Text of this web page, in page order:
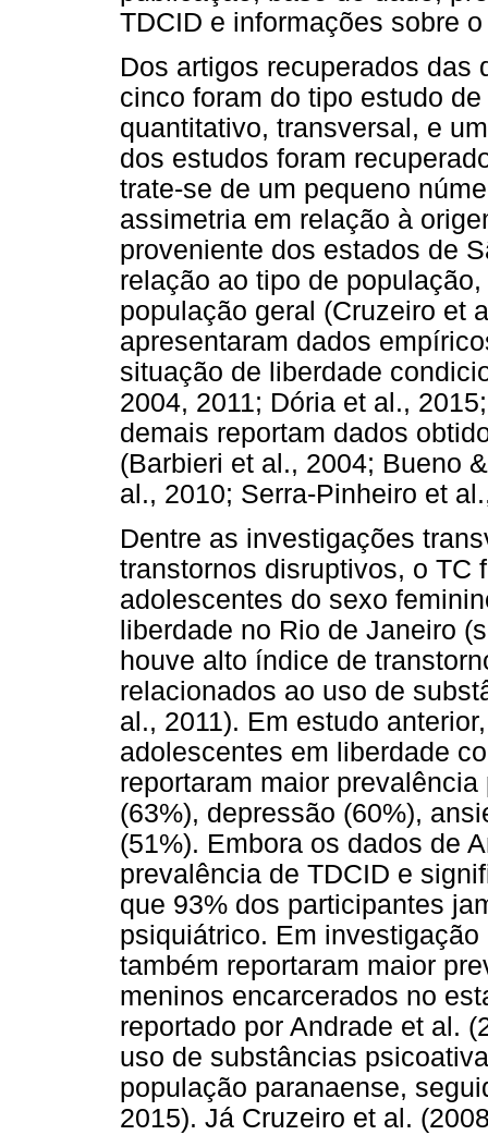
TDCID e informações sobre
Dos artigos recuperados
cinco foram do tipo estudo
quantitativo, transversal, e
dos estudos foram
trate-se de um pequeno
assimetria em relação à
proveniente dos estados de
relação ao tipo de
população geral (Cruzeiro et
apresentaram dados
situação de liberdade
2004, 2011; Dória et al.,
demais reportam dados
(Barbieri et al., 2004; Bueno
al., 2010; Serra-Pinheiro et
Dentre as investigações
transtornos disruptivos, o TC
adolescentes do sexo
liberdade no Rio de Janeiro
houve alto índice de
relacionados ao uso de
al., 2011). Em estudo
adolescentes em liberdade
reportaram maior
(63%), depressão (60%),
(51%). Embora os dados de
prevalência de TDCID e
que 93% dos participantes
psiquiátrico. Em
também reportaram maior
meninos encarcerados no
reportado por Andrade et al.
uso de substâncias
população paranaense,
2015). Já Cruzeiro et al.